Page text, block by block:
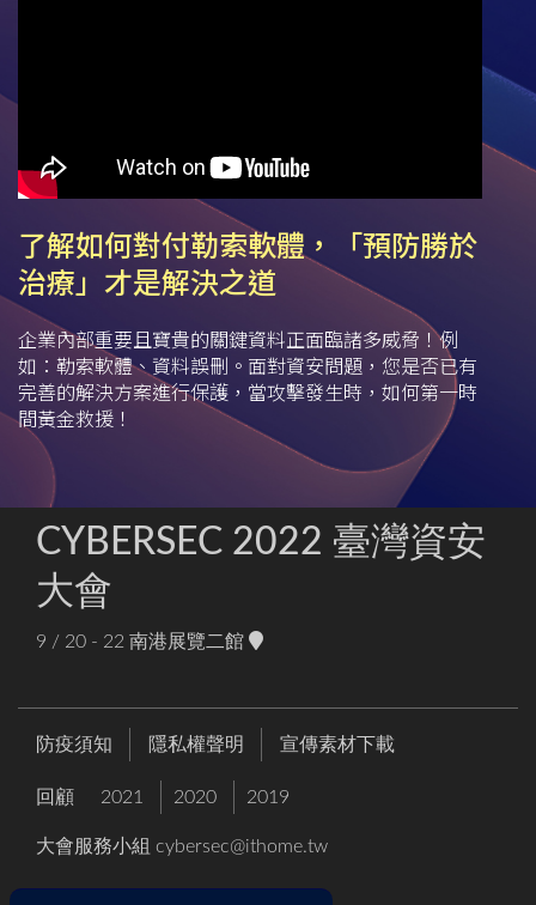
了解如何對付勒索軟體，「預防勝於
治療」才是解決之道
企業內部重要且寶貴的關鍵資料正面臨諸多威脅！例
如：勒索軟體、資料誤刪。面對資安問題，您是否已有
完善的解決方案進行保護，當攻擊發生時，如何第一時
間黃金救援！
CYBERSEC 2022 臺灣資安
大會
9 / 20 - 22 南港展覽二館
防疫須知 隱私權聲明 宣傳素材下載
回顧 2021 2020 2019
大會服務小組 cybersec@ithome.tw